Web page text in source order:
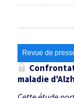
Revue de
maladie